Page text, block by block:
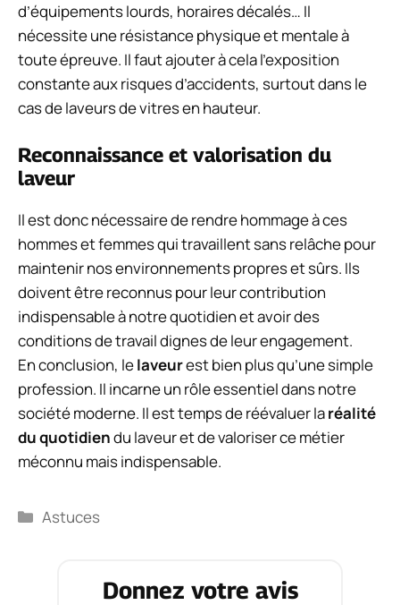
d’équipements lourds, horaires décalés… Il
nécessite une résistance physique et mentale à
toute épreuve. Il faut ajouter à cela l’exposition
constante aux risques d’accidents, surtout dans le
cas de laveurs de vitres en hauteur.
Reconnaissance et valorisation du
laveur
Il est donc nécessaire de rendre hommage à ces
hommes et femmes qui travaillent sans relâche pour
maintenir nos environnements propres et sûrs. Ils
doivent être reconnus pour leur contribution
indispensable à notre quotidien et avoir des
conditions de travail dignes de leur engagement.
En conclusion, lelaveurest bien plus qu’une simple
profession. Il incarne un rôle essentiel dans notre
société moderne. Il est temps de réévaluer laréalité
du quotidiendu laveur et de valoriser ce métier
méconnu mais indispensable.
Catégories
Astuces
Donnez votre avis